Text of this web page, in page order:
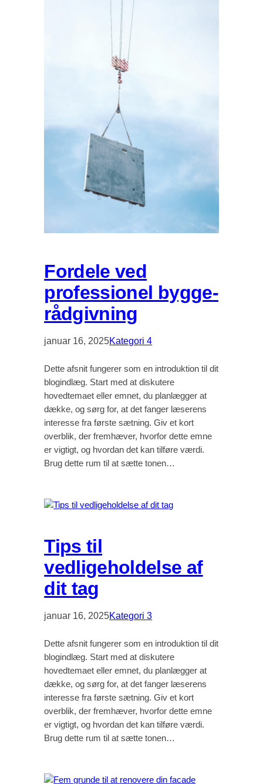
Fordele ved
professionel bygge-
rådgivning
januar 16, 2025Kategori 4
Dette afsnit fungerer som en introduktion til dit
blogindlæg. Start med at diskutere
hovedtemaet eller emnet, du planlægger at
dække, og sørg for, at det fanger læserens
interesse fra første sætning. Giv et kort
overblik, der fremhæver, hvorfor dette emne
er vigtigt, og hvordan det kan tilføre værdi.
Brug dette rum til at sætte tonen…
Tips til
vedligeholdelse af
dit tag
januar 16, 2025Kategori 3
Dette afsnit fungerer som en introduktion til dit
blogindlæg. Start med at diskutere
hovedtemaet eller emnet, du planlægger at
dække, og sørg for, at det fanger læserens
interesse fra første sætning. Giv et kort
overblik, der fremhæver, hvorfor dette emne
er vigtigt, og hvordan det kan tilføre værdi.
Brug dette rum til at sætte tonen…